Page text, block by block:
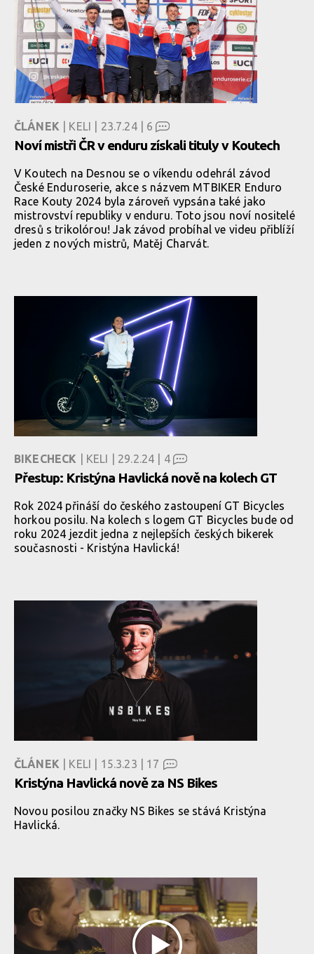
ČLÁNEK | KELI | 23.7.24 | 6
Noví mistři ČR v enduru získali tituly v Koutech
V Koutech na Desnou se o víkendu odehrál závod
České Enduroserie, akce s názvem MTBIKER Enduro
Race Kouty 2024 byla zároveň vypsána také jako
mistrovství republiky v enduru. Toto jsou noví nositelé
dresů s trikolórou! Jak závod probíhal ve videu přiblíží
jeden z nových mistrů, Matěj Charvát.
BIKECHECK | KELI | 29.2.24 | 4
Přestup: Kristýna Havlická nově na kolech GT
Rok 2024 přináší do českého zastoupení GT Bicycles
horkou posilu. Na kolech s logem GT Bicycles bude od
roku 2024 jezdit jedna z nejlepších českých bikerek
současnosti - Kristýna Havlická!
ČLÁNEK | KELI | 15.3.23 | 17
Kristýna Havlická nově za NS Bikes
Novou posilou značky NS Bikes se stává Kristýna
Havlická.